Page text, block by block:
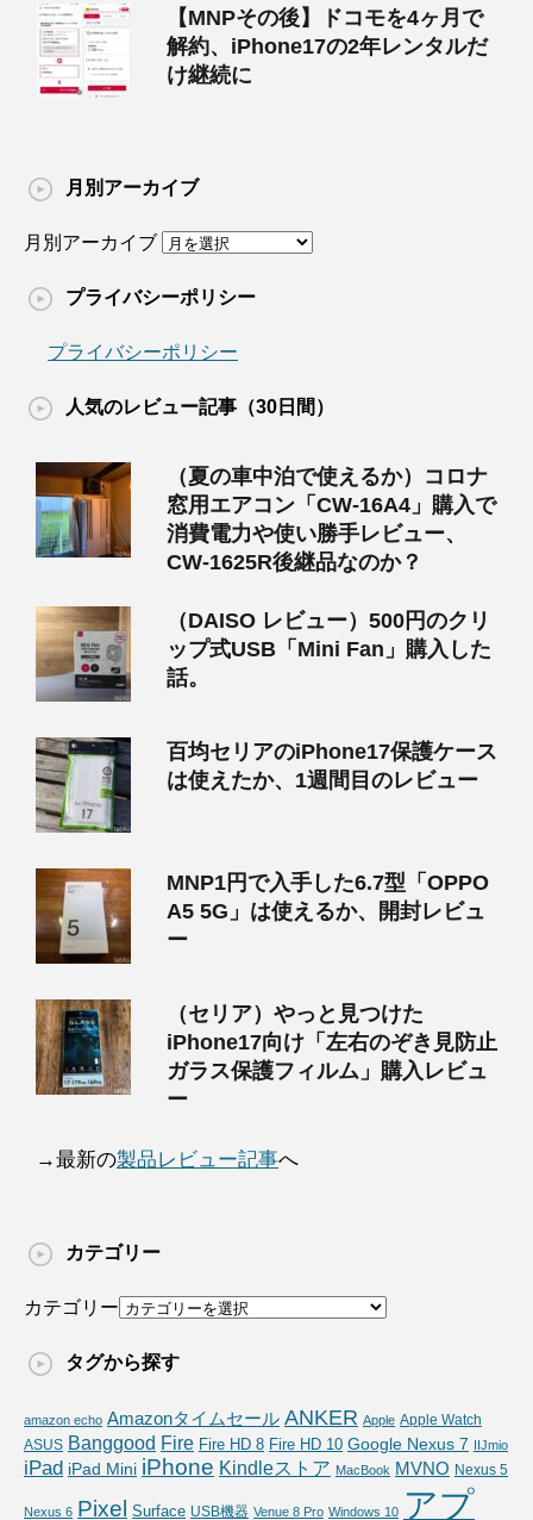
【MNPその後】ドコモを4ヶ月で
解約、iPhone17の2年レンタルだ
け継続に
月別アーカイブ
月別アーカイブ
プライバシーポリシー
プライバシーポリシー
人気のレビュー記事（30日間）
（夏の車中泊で使えるか）コロナ
窓用エアコン「CW-16A4」購入で
消費電力や使い勝手レビュー、
CW-1625R後継品なのか？
（DAISO レビュー）500円のクリ
ップ式USB「Mini Fan」購入した
話。
百均セリアのiPhone17保護ケース
は使えたか、1週間目のレビュー
MNP1円で入手した6.7型「OPPO
A5 5G」は使えるか、開封レビュ
ー
（セリア）やっと見つけた
iPhone17向け「左右のぞき見防止
ガラス保護フィルム」購入レビュ
ー
→最新の製品レビュー記事へ
カテゴリー
カテゴリー
タグから探す
amazon echo Amazonタイムセール ANKER Apple Apple Watch
ASUS Banggood Fire Fire HD 8 Fire HD 10 Google Nexus 7 IIJmio
iPad iPad Mini iPhone Kindleストア MacBook MVNO Nexus 5
Nexus 6 Pixel Surface USB機器 Venue 8 Pro Windows 10 アプ